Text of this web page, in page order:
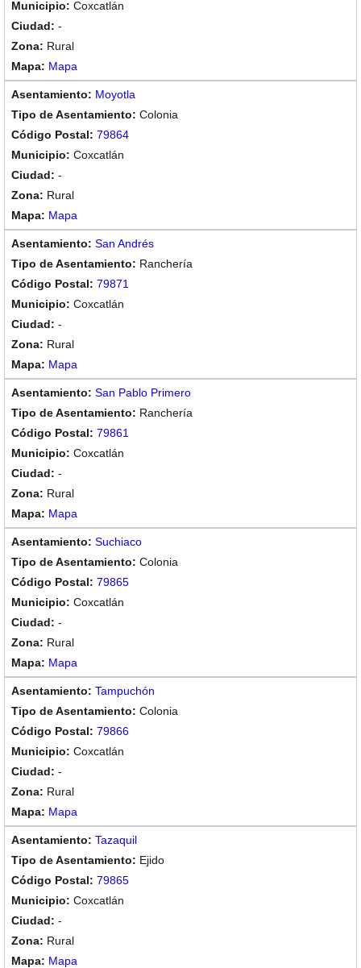
Coxcatlán
-
Rural
Mapa
Moyotla
Colonia
79864
Coxcatlán
-
Rural
Mapa
San Andrés
Ranchería
79871
Coxcatlán
-
Rural
Mapa
San Pablo Primero
Ranchería
79861
Coxcatlán
-
Rural
Mapa
Suchiaco
Colonia
79865
Coxcatlán
-
Rural
Mapa
Tampuchón
Colonia
79866
Coxcatlán
-
Rural
Mapa
Tazaquil
Ejido
79865
Coxcatlán
-
Rural
Mapa